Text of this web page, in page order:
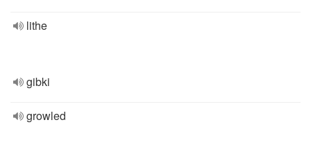
lithe
gibki
growled